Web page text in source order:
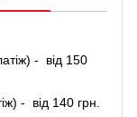
- від 150
- від 140 грн.